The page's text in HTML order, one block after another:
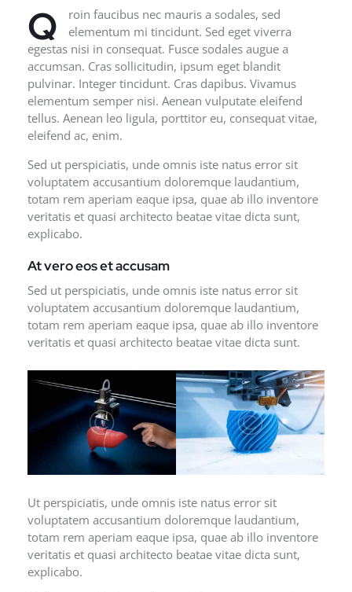
Q
roin faucibus nec mauris a sodales, sed
elementum mi tincidunt. Sed eget viverra
egestas nisi in consequat. Fusce sodales augue a
accumsan. Cras sollicitudin, ipsum eget blandit
pulvinar. Integer tincidunt. Cras dapibus. Vivamus
elementum semper nisi. Aenean vulputate eleifend
tellus. Aenean leo ligula, porttitor eu, consequat vitae,
eleifend ac, enim.
Sed ut perspiciatis, unde omnis iste natus error sit
voluptatem accusantium doloremque laudantium,
totam rem aperiam eaque ipsa, quae ab illo inventore
veritatis et quasi architecto beatae vitae dicta sunt,
explicabo.
At vero eos et accusam
Sed ut perspiciatis, unde omnis iste natus error sit
voluptatem accusantium doloremque laudantium,
totam rem aperiam eaque ipsa, quae ab illo inventore
veritatis et quasi architecto beatae vitae dicta sunt.
Ut perspiciatis, unde omnis iste natus error sit
voluptatem accusantium doloremque laudantium,
totam rem aperiam eaque ipsa, quae ab illo inventore
veritatis et quasi architecto beatae vitae dicta sunt,
explicabo.